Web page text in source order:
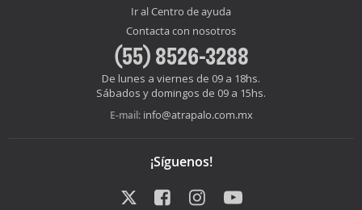
Ir al Centro de ayuda
Contacta con nosotros
(55) 8526-3288
De lunes a viernes de 09 a 18hs.
Sábados y domingos de 09 a 15hs.
E-mail: info@atrapalo.com.mx
¡Síguenos!